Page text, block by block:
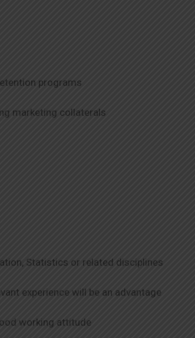
programs
marketing collaterals
Statistics or related disciplines
experience will be an advantage
working attitude